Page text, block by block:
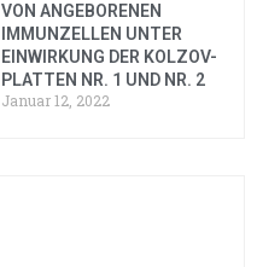
VON ANGEBORENEN
IMMUNZELLEN UNTER
EINWIRKUNG DER KOLZOV-
PLATTEN NR. 1 UND NR. 2
Januar 12, 2022